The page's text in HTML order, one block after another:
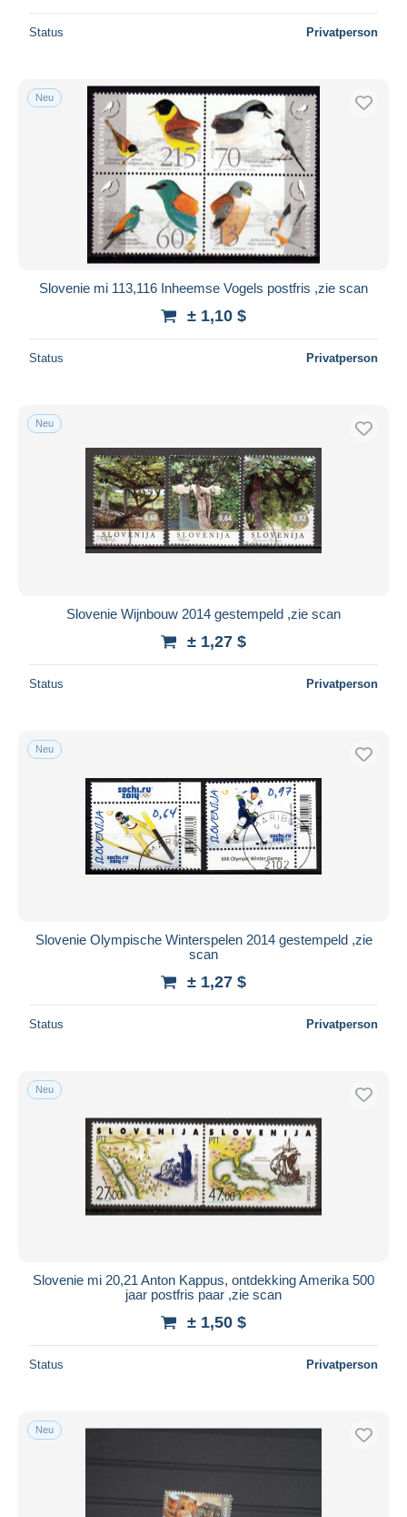
Status Privatperson
Neu
Slovenie mi 113,116 Inheemse Vogels postfris ,zie scan
± 1,10 $
Status Privatperson
Neu
Slovenie Wijnbouw 2014 gestempeld ,zie scan
± 1,27 $
Status Privatperson
Neu
Slovenie Olympische Winterspelen 2014 gestempeld ,zie
scan
± 1,27 $
Status Privatperson
Neu
Slovenie mi 20,21 Anton Kappus, ontdekking Amerika 500
jaar postfris paar ,zie scan
± 1,50 $
Status Privatperson
Neu